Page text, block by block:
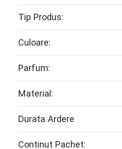
Tip Produs:
Culoare:
Parfum:
Material:
Durata Ardere
Continut Pachet: